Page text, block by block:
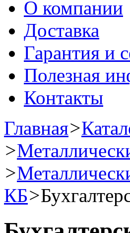
О компании
Доставка
Гарантия и
Полезная
Контакты
Главная>
>
>
КБ>